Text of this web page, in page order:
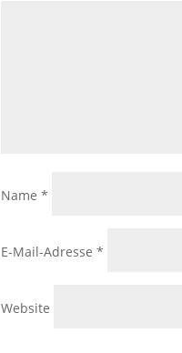
Name*
E-Mail-Adresse*
Website